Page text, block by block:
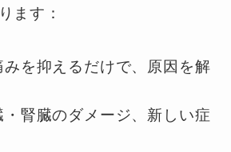
ます：
みを抑えるだけで、原因を解
・腎臓のダメージ、新しい症